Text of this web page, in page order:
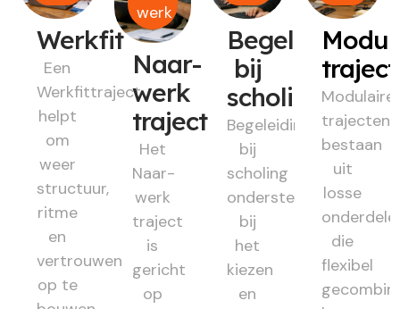
Werkfit
Een
Werkfittraject
helpt
om
weer
structuur,
ritme
en
vertrouwen
op te
werk
Naar-
werk
traject
Het
Naar-
werk
traject
is
gericht
op
Begeleiding
bij
scholing
Begeleiding
bij
scholing
ondersteunt
bij
het
kiezen
en
Modulaire
trajecten
bestaan
uit
losse
die
flexibel